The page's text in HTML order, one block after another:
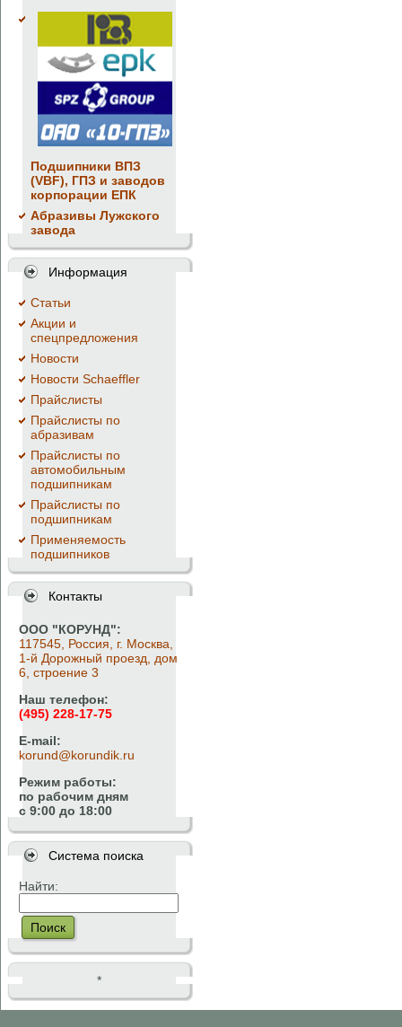
Подшипники ВПЗ
(VBF), ГПЗ и заводов
корпорации ЕПК
Абразивы Лужского
завода
Информация
Cтатьи
Акции и
спецпредложения
Новости
Новости Schaeffler
Прайслисты
Прайслисты по
абразивам
Прайслисты по
автомобильным
подшипникам
Прайслисты по
подшипникам
Применяемость
подшипников
Контакты
ООО "КОРУНД":
117545, Россия, г. Москва,
1-й Дорожный проезд, дом
6, строение 3
Наш телефон:
(495) 228-17-75
E-mail:
korund@korundik.ru
Режим работы:
по рабочим дням
с 9:00 до 18:00
Система поиска
Найти:
Поиск
*